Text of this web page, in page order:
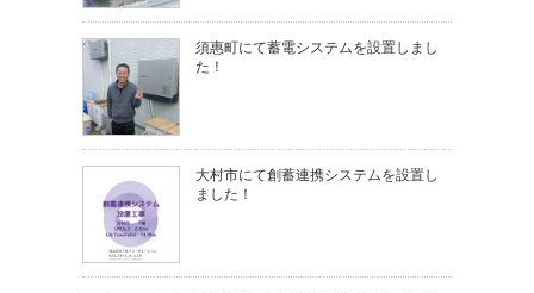
須惠町にて蓄電システムを設置しまし
た！
大村市にて創蓄連携システムを設置し
ました！